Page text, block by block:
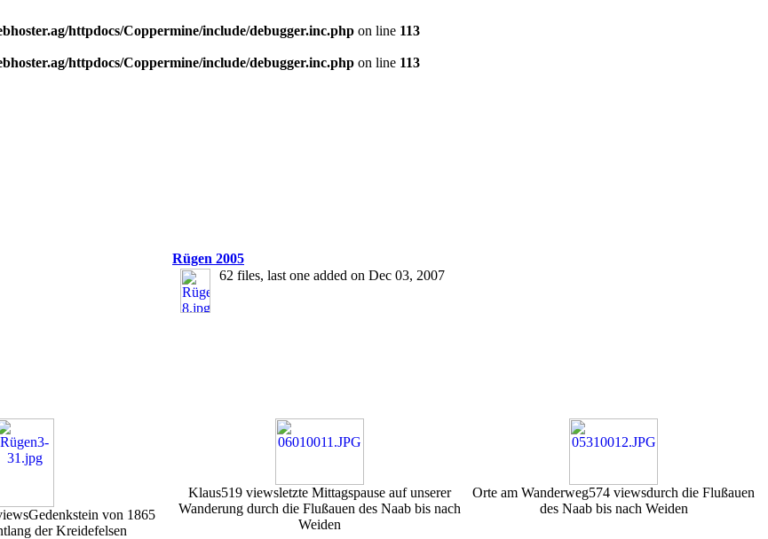
httpdocs/Coppermine/include/debugger.inc.php on line 113
httpdocs/Coppermine/include/debugger.inc.php on line 113
Rügen 2005
62 files, last one added on Dec 03, 2007
Gedenkstein von 1865
der Kreidefelsen
Klaus519 viewsletzte Mittagspause auf unserer
Wanderung durch die Flußauen des Naab bis nach
Weiden
Orte am Wanderweg574 viewsdurch die Flußauen
des Naab bis nach Weiden